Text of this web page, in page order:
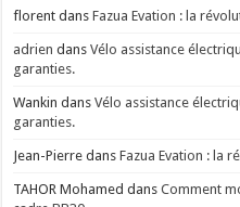
florent dansFazua Evation : la
adrien dansVélo assistance
garanties.
Wankin dansVélo assistance
garanties.
Jean-Pierre dansFazua Evation : la
TAHOR Mohamed dansComment